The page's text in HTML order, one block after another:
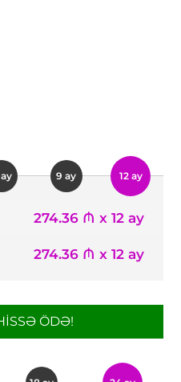
9 ay 12 ay
274.36 ₼ x 12 ay
274.36 ₼ x 12 ay
ÖDƏ!